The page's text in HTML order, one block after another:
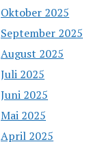
Oktober 2025
September 2025
August 2025
Juli 2025
Juni 2025
Mai 2025
April 2025